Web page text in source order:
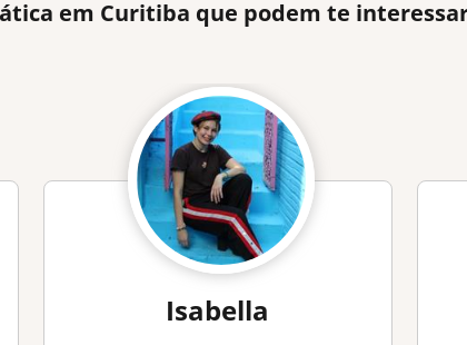
em Curitiba que podem te
Isabella